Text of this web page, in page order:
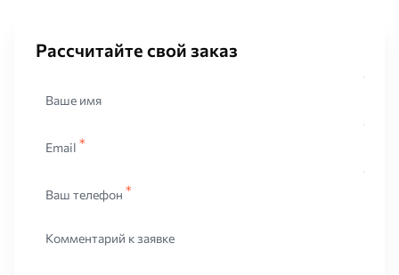
Рассчитайте свой заказ
Ваше имя
Email
Ваш телефон
Комментарий к заявке